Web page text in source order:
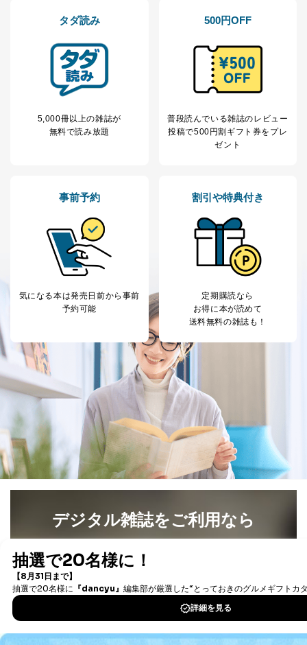
タダ読み
5,000冊以上の雑誌が
無料で読み放題
500円OFF
普段読んでいる雑誌のレビュー
投稿で500円割ギフト券をプレ
ゼント
事前予約
気になる本は発売日前から事前
予約可能
割引や特典付き
定期購読なら
お得に本が読めて
送料無料の雑誌も！
デジタル雑誌をご利用なら
書籍）が無料で読み放題！
DOWNLOAD FOR IOS